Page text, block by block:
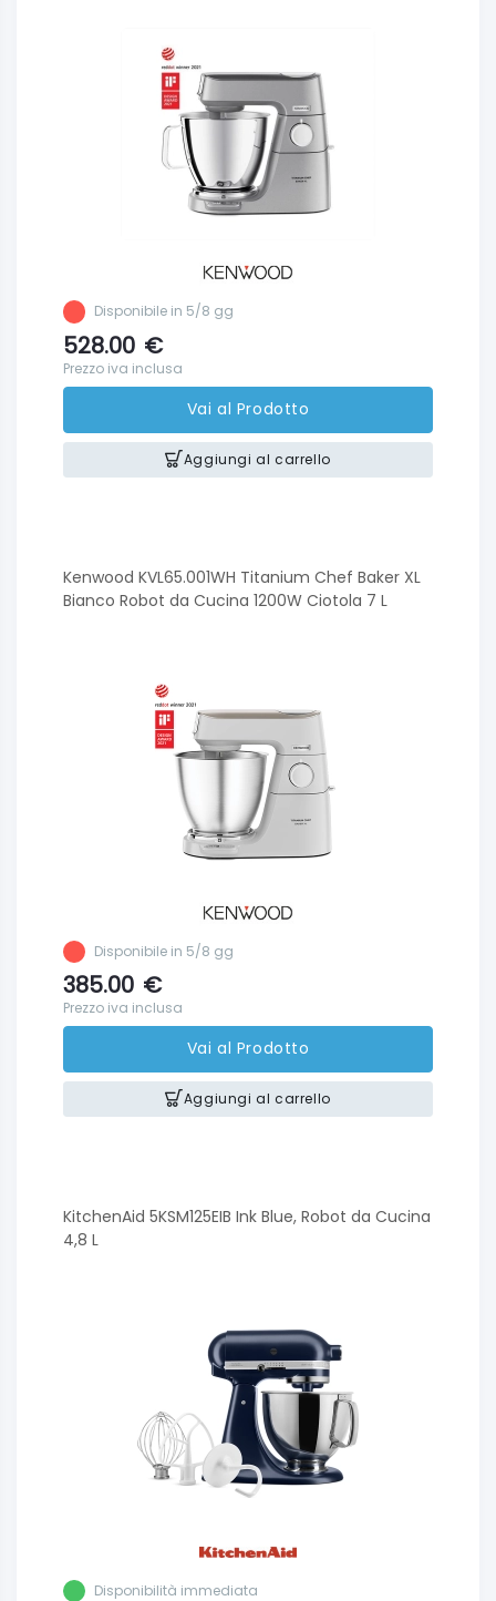
Disponibile in 5/8 gg
528.00 €
Prezzo iva inclusa
Vai al Prodotto
Aggiungi al carrello
Kenwood KVL65.001WH Titanium Chef Baker XL
Bianco Robot da Cucina 1200W Ciotola 7 L
Disponibile in 5/8 gg
385.00 €
Prezzo iva inclusa
Vai al Prodotto
Aggiungi al carrello
KitchenAid 5KSM125EIB Ink Blue, Robot da Cucina
4,8 L
Disponibilità immediata